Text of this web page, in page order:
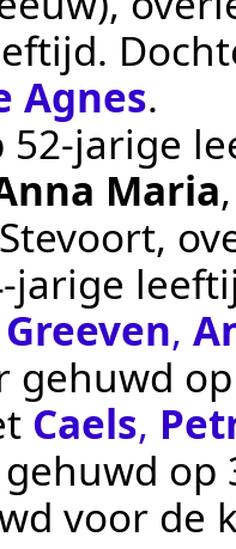
Agnes.
52-jarige
Maria
Stevoort,
jarige
Greeven,
gehuwd
Caels,
voor de